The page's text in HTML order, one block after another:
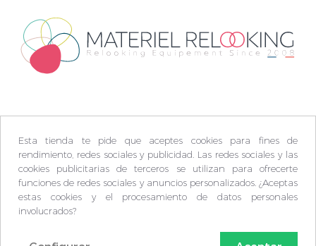
Esta tienda te pide que aceptes cookies para fines de
rendimiento, redes sociales y publicidad. Las redes sociales y las
cookies publicitarias de terceros se utilizan para ofrecerte
funciones de redes sociales y anuncios personalizados. ¿Aceptas
estas cookies y el procesamiento de datos personales
involucrados?